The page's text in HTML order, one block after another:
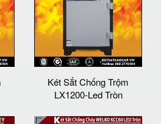
Két Sắt Chống Trộm
LX1200-Led Tròn